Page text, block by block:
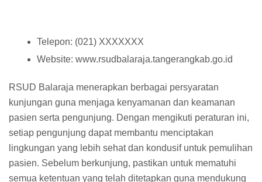
Telepon: (021) XXXXXXX
Website: www.rsudbalaraja.tangerangkab.go.id
RSUD Balaraja menerapkan berbagai persyaratan
kunjungan guna menjaga kenyamanan dan keamanan
pasien serta pengunjung. Dengan mengikuti peraturan ini,
setiap pengunjung dapat membantu menciptakan
lingkungan yang lebih sehat dan kondusif untuk pemulihan
pasien. Sebelum berkunjung, pastikan untuk mematuhi
semua ketentuan yang telah ditetapkan guna mendukung